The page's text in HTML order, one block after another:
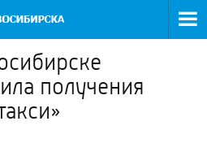
получения